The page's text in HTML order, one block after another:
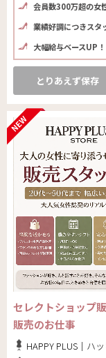
会員数300万超の女
業績好調につきスタ
大幅給与ベースUP
とりあえず保存
セレクトショップ
販売のお仕事
HAPPY PLUS｜ハ